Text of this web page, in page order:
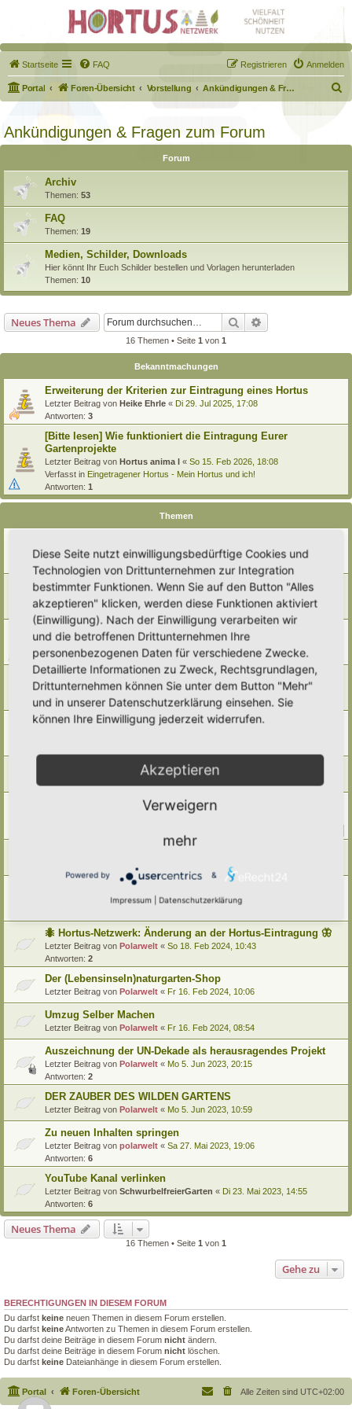
Startseite FAQ Anmelden
Registrieren
Portal Foren-Übersicht Vorstellung Ankündigungen & Fragen zum Forum
u
h
Ankündigungen & Fragen zum Forum
Forum
Archiv
Themen: 53
FAQ
Themen: 19
Medien, Schilder, Downloads
Hier könnt Ihr Euch Schilder bestellen und Vorlagen herunterladen
Themen: 10
Neues Thema Suche
16 Themen • Seite 1 von 1
Bekanntmachungen
Erweiterung der Kriterien zur Eintragung eines Hortus
Letzter Beitrag von Heike Ehrle « Di 29. Jul 2025, 17:08
Antworten: 3
[Bitte lesen] Wie funktioniert die Eintragung Eurer
Gartenprojekte
Letzter Beitrag von Hortus anima l « So 15. Feb 2026, 18:08
Verfasst in Eingetragener Hortus - Mein Hortus und ich!
Antworten: 1
Themen
Letzter Beitrag von Polarwelt« Fr 19. Jun 2026, 15:11
Antworten:
neues Bildformat?
Letzter Beitrag von RonB
Sa 23. Mai 2026, 21:48
Antworten:3
Wartungsarbeiten 02.05.2026 - Sicherheitsupdates
Letzter Beitrag von Polarwelt«Sa 2. Mai 2026, 08:54
Antworten:1
Baldige Aufgabe des alten Forums/ Archiv
Letzter Beitrag vonPolarwelt«Sa 14. Feb 2026, 05:12
Antworten:1
Ausfall Hortus-Netzwerk heute Morgen 09.02.2026
Vielen lieben Dank für die Unterstützung 2025
Do 1. Jan 2026, 07:02
Partnerschaft mit NaturaDB und neue Pflanzendatenbank
So 28. Sep 2025, 10:55
Dateien hochladen
Letzter Beitrag vonPolarwelt «Fr 17. Mai 2024, 15:34
🐜 Hortus-Netzwerk: Änderung an der Hortus-Eintragung 🦋
Letzter Beitrag von Polarwelt « So 18. Feb 2024, 10:43
Antworten: 2
Der (Lebensinseln)naturgarten-Shop
Letzter Beitrag von Polarwelt « Fr 16. Feb 2024, 10:06
Umzug Selber Machen
Letzter Beitrag von Polarwelt « Fr 16. Feb 2024, 08:54
Auszeichnung der UN-Dekade als herausragendes Projekt
Letzter Beitrag von Polarwelt « Mo 5. Jun 2023, 20:15
Antworten: 2
DER ZAUBER DES WILDEN GARTENS
Letzter Beitrag von Polarwelt « Mo 5. Jun 2023, 10:59
Zu neuen Inhalten springen
Letzter Beitrag von polarwelt « Sa 27. Mai 2023, 19:06
Antworten: 6
YouTube Kanal verlinken
Letzter Beitrag von SchwurbelfreierGarten « Di 23. Mai 2023, 14:55
Antworten: 6
Neues Thema
16 Themen • Seite 1 von 1
Gehe zu
BERECHTIGUNGEN IN DIESEM FORUM
Du darfst keine neuen Themen in diesem Forum erstellen.
Du darfst keineAntworten zu Themen in diesem Forum erstellen.
Du darfst deine Beiträge in diesem Forum nicht ändern.
Du darfst deine Beiträge in diesem Forum nicht löschen.
Du darfst keine Dateianhänge in diesem Forum erstellen.
Portal Foren-Übersicht Alle Zeiten sind UTC+02:00
Diese Seite nutzt einwilligungsbedürftige Cookies und
Technologien von Drittunternehmen zur Integration
bestimmter Funktionen. Wenn Sie auf den Button "Alles
akzeptieren" klicken, werden diese Funktionen aktiviert
(Einwilligung). Nach der Einwilligung verarbeiten wir
und die betroffenen Drittunternehmen Ihre
personenbezogenen Daten für verschiedene Zwecke.
Detaillierte Informationen zu Zweck, Rechtsgrundlagen,
Drittunternehmen können Sie unter dem Button "Mehr"
und in unserer Datenschutzerklärung einsehen. Sie
können Ihre Einwilligung jederzeit widerrufen.
Akzeptieren
Verweigern
mehr
Powered by &
Impressum Datenschutzerklärung